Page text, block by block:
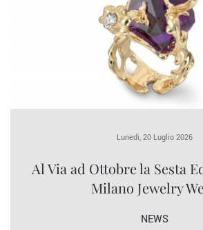
Lunedì, 20 Luglio 2026
Al Via ad Ottobre la Sesta
Milano Jewelry
NEWS